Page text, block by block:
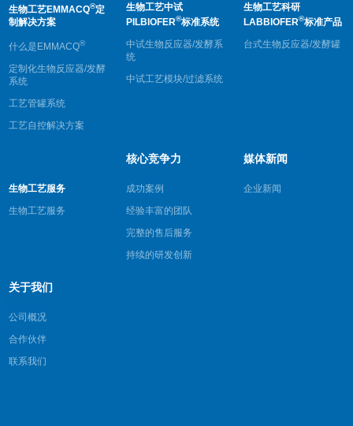
关于我们
公司概况
合作伙伴
联系我们
生物工艺EMMACQ®定
制解决方案
什么是EMMACQ®
定制化生物反应器/发酵
系统
工艺管罐系统
工艺自控解决方案
生物工艺中试
PILBIOFER®标准系统
中试生物反应器/发酵系
统
中试工艺模块/过滤系统
生物工艺科研
LABBIOFER®标准产品
台式生物反应器/发酵罐
生物工艺服务
生物工艺服务
核心竞争力
成功案例
经验丰富的团队
完整的售后服务
持续的研发创新
媒体新闻
企业新闻